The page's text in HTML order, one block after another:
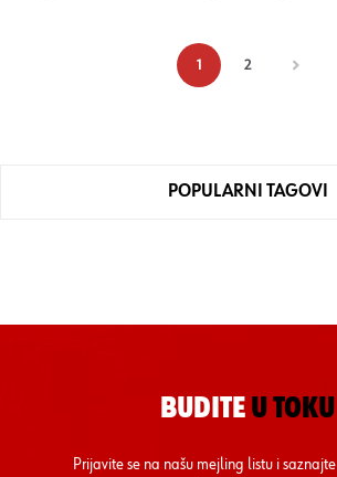
1 2
POPULARNI TAGOVI
BUDITE U TOKU
Prijavite se na našu mejling listu i